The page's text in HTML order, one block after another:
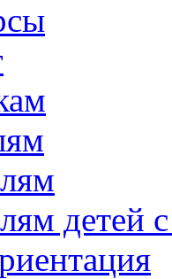
детей